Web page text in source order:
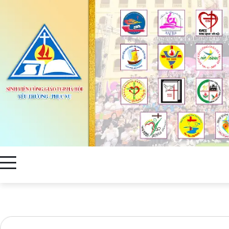
Menu